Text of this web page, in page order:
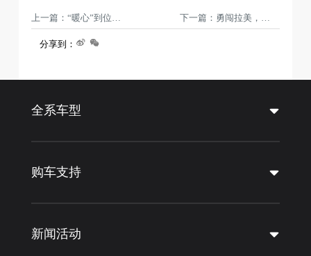
上一篇：“暖心”到位！江淮骏铃 V5 舒适版厢车批量交付大客户 下一篇：勇闯拉美，江汽集团刷新秘鲁市场纪录！
分享到：
全系车型
购车支持
新闻活动